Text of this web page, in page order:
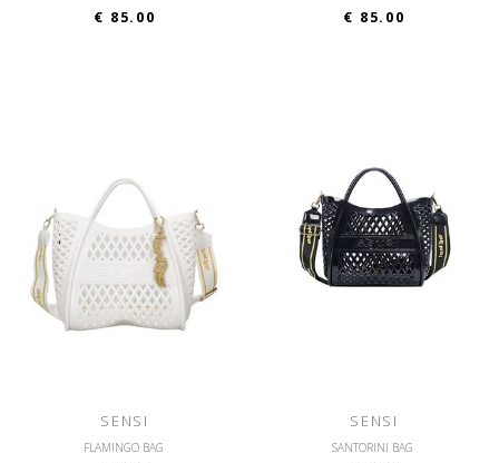
€ 85.00 € 85.00
SENSI
FLAMINGO BAG
SENSI
SANTORINI BAG